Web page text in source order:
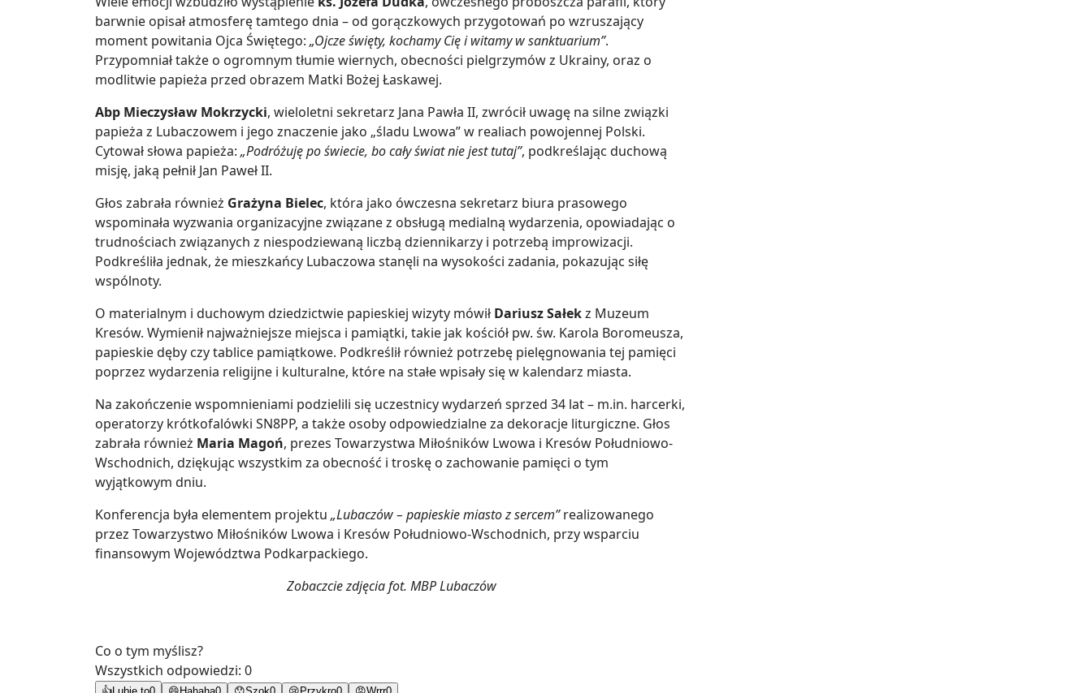
barwnie opisał atmosferę tamtego dnia – od gorączkowych przygotowań po wzruszający
moment powitania Ojca Świętego: „Ojcze święty, kochamy Cię i witamy w sanktuarium”.
Przypomniał także o ogromnym tłumie wiernych, obecności pielgrzymów z Ukrainy, oraz o
modlitwie papieża przed obrazem Matki Bożej Łaskawej.
Abp Mieczysław Mokrzycki, wieloletni sekretarz Jana Pawła II, zwrócił uwagę na silne związki
papieża z Lubaczowem i jego znaczenie jako „śladu Lwowa” w realiach powojennej Polski.
Cytował słowa papieża: „Podróżuję po świecie, bo cały świat nie jest tutaj”, podkreślając duchową
misję, jaką pełnił Jan Paweł II.
Głos zabrała również Grażyna Bielec, która jako ówczesna sekretarz biura prasowego
wspominała wyzwania organizacyjne związane z obsługą medialną wydarzenia, opowiadając o
trudnościach związanych z niespodziewaną liczbą dziennikarzy i potrzebą improwizacji.
Podkreśliła jednak, że mieszkańcy Lubaczowa stanęli na wysokości zadania, pokazując siłę
wspólnoty.
O materialnym i duchowym dziedzictwie papieskiej wizyty mówił Dariusz Sałekz Muzeum
Kresów. Wymienił najważniejsze miejsca i pamiątki, takie jak kościół pw. św. Karola Boromeusza,
papieskie dęby czy tablice pamiątkowe. Podkreślił również potrzebę pielęgnowania tej pamięci
poprzez wydarzenia religijne i kulturalne, które na stałe wpisały się w kalendarz miasta.
Na zakończenie wspomnieniami podzielili się uczestnicy wydarzeń sprzed 34 lat – m.in. harcerki,
operatorzy krótkofalówki SN8PP, a także osoby odpowiedzialne za dekoracje liturgiczne. Głos
zabrała również Maria Magoń, prezes Towarzystwa Miłośników Lwowa i Kresów Południowo-
Wschodnich, dziękując wszystkim za obecność i troskę o zachowanie pamięci o tym
wyjątkowym dniu.
Konferencja była elementem projektu „Lubaczów – papieskie miasto z sercem”realizowanego
przez Towarzystwo Miłośników Lwowa i Kresów Południowo-Wschodnich, przy wsparciu
finansowym Województwa Podkarpackiego.
Zobaczcie zdjęcia fot. MBP Lubaczów
Co o tym myślisz?
Wszystkich odpowiedzi: 0